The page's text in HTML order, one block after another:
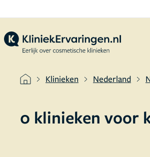
Klinieken Nederland
0 klinieken voor